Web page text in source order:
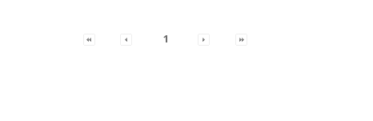
1